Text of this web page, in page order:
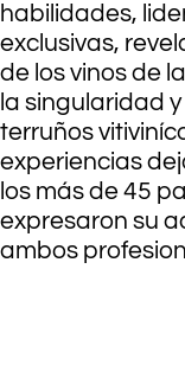
habilidades,
exclusivas,
de los vinos de
la singularidad
terruños
experiencias
los más de 45
expresaron su
ambos